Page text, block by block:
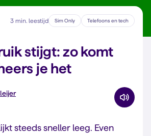
3 min. leestijd Sim Only Telefoons en tech
stijgt: zo komt
je het
steeds sneller leeg. Even